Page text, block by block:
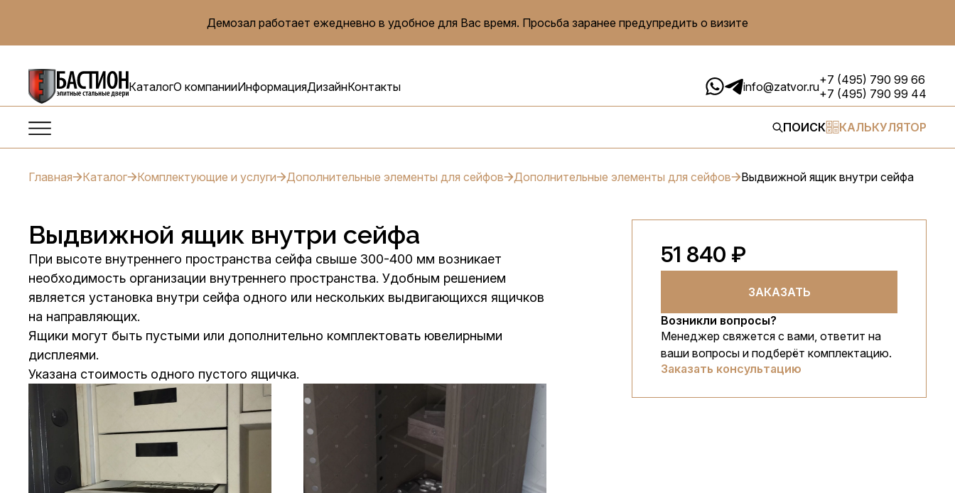
Демозал работает ежедневно в удобное для Вас время. Просьба заранее предупредить о визите
КаталогО компанииИнформацияДизайнКонтакты info@zatvor.ru+7 (495) 790 99 66
+7 (495) 790 99 44
ПОИСК КАЛЬКУЛЯТОР
Главная Каталог Комплектующие и услуги Дополнительные элементы для сейфов Дополнительные элементы для сейфов Выдвижной ящик внутри сейфа
Выдвижной ящик внутри сейфа
При высоте внутреннего пространства сейфа свыше 300-400 мм возникает
необходимость организации внутреннего пространства. Удобным решением
является установка внутри сейфа одного или нескольких выдвигающихся ящичков
на направляющих.
Ящики могут быть пустыми или дополнительно комплектовать ювелирными
дисплеями.
Указана стоимость одного пустого ящичка.
51 840 ₽
ЗАКАЗАТЬ
Возникли вопросы?
Менеджер свяжется с вами, ответит на
ваши вопросы и подберёт комплектацию.
Заказать консультацию